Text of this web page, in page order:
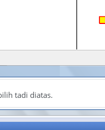
tadi diatas.